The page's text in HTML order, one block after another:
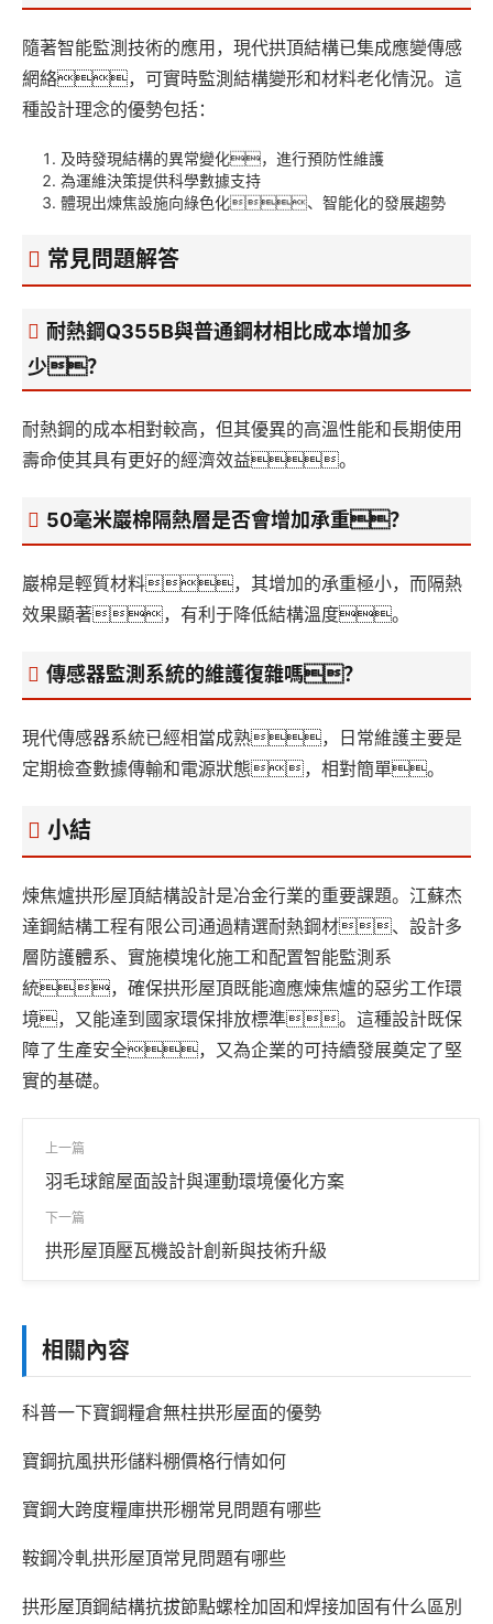
隨著智能監測技術的應用，現代拱頂結構已集成應變傳感
網絡，可實時監測結構變形和材料老化情況。這
種設計理念的優勢包括：
及時發現結構的異常變化，進行預防性維護
為運維決策提供科學數據支持
體現出煉焦設施向綠色化、智能化的發展趨勢
常見問題解答
耐熱鋼Q355B與普通鋼材相比成本增加多
少？
耐熱鋼的成本相對較高，但其優異的高溫性能和長期使用
壽命使其具有更好的經濟效益。
50毫米巖棉隔熱層是否會增加承重？
巖棉是輕質材料，其增加的承重極小，而隔熱
效果顯著，有利于降低結構溫度。
傳感器監測系統的維護復雜嗎？
現代傳感器系統已經相當成熟，日常維護主要是
定期檢查數據傳輸和電源狀態，相對簡單。
小結
煉焦爐拱形屋頂結構設計是冶金行業的重要課題。江蘇杰
達鋼結構工程有限公司通過精選耐熱鋼材、設計多
層防護體系、實施模塊化施工和配置智能監測系
統，確保拱形屋頂既能適應煉焦爐的惡劣工作環
境，又能達到國家環保排放標準。這種設計既保
障了生產安全，又為企業的可持續發展奠定了堅
實的基礎。
上一篇
羽毛球館屋面設計與運動環境優化方案
下一篇
拱形屋頂壓瓦機設計創新與技術升級
相關內容
科普一下寶鋼糧倉無柱拱形屋面的優勢
寶鋼抗風拱形儲料棚價格行情如何
寶鋼大跨度糧庫拱形棚常見問題有哪些
鞍鋼冷軋拱形屋頂常見問題有哪些
拱形屋頂鋼結構抗拔節點螺栓加固和焊接加固有什么區別